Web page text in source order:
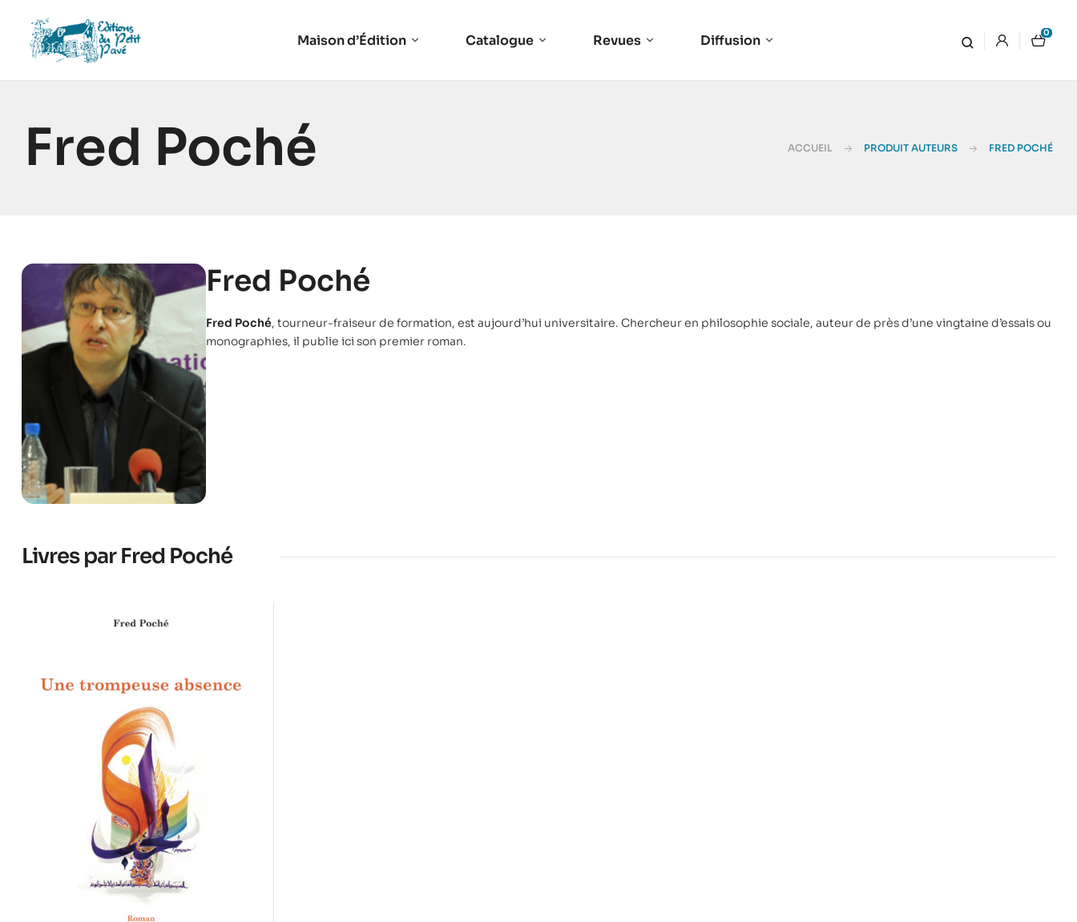
Maison d’Édition Catalogue Revues Diffusion 0
Fred Poché ACCUEIL PRODUIT AUTEURS FRED POCHÉ
Fred Poché
Fred Poché, tourneur-fraiseur de formation, est aujourd’hui universitaire. Chercheur en philosophie sociale, auteur de près d’une vingtaine d’essais ou
monographies, il publie ici son premier roman.
Livres par Fred Poché